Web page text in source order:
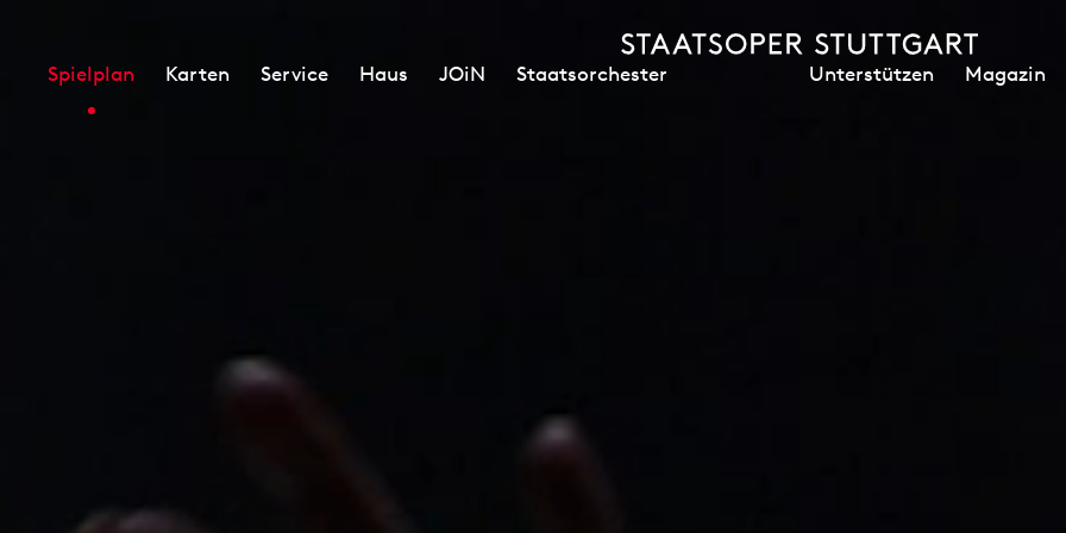
Spielplan Karten Service Haus JOiN Staatsorchester Unterstützen Magazin